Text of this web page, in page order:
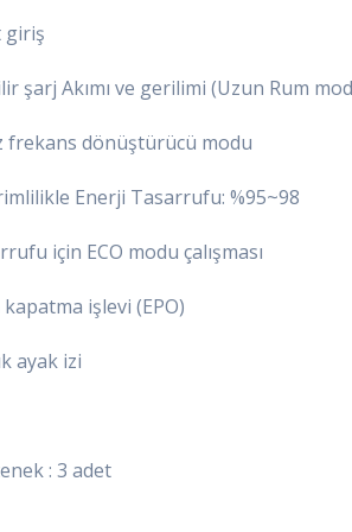
giriş
şarj Akımı ve gerilimi (Uzun Rum
frekans dönüştürücü modu
Enerji Tasarrufu: %95~98
için ECO modu çalışması
işlevi (EPO)
ayak izi
: 3 adet